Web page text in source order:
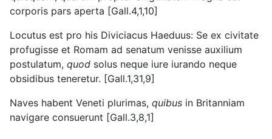
corporis pars aperta [Gall.4,1,10]
Locutus est pro his Diviciacus Haeduus: Se ex civitate
profugisse et Romam ad senatum venisse auxilium
postulatum, quod solus neque iure iurando neque
obsidibus teneretur. [Gall.1,31,9]
Naves habent Veneti plurimas, quibus in Britanniam
navigare consuerunt [Gall.3,8,1]